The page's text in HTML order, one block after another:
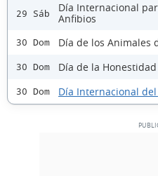
29 Sáb
Día Internacional
Anfibios
30 Dom Día de los Animales
30 Dom Día de la Honestidad
30 Dom Día Internacional del